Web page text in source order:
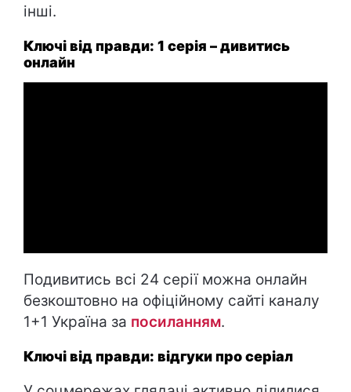
інші.
Ключі від правди: 1 серія – дивитись
онлайн
Подивитись всі 24 серії можна онлайн
безкоштовно на офіційному сайті каналу
1+1 Україна за посиланням.
Ключі від правди: відгуки про серіал